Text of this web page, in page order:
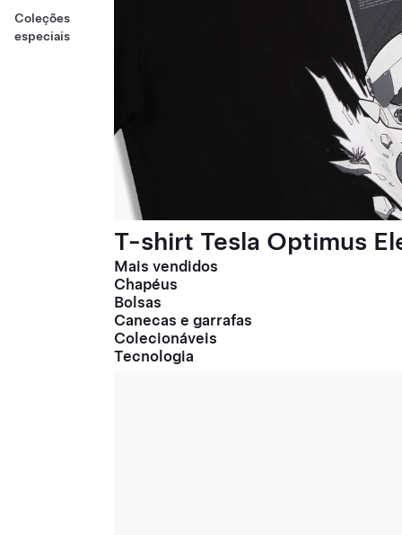
Coleções
especiais
T-shirt Tesla Optimus
Mais vendidos
Chapéus
Bolsas
Canecas e garrafas
Colecionáveis
Tecnologia